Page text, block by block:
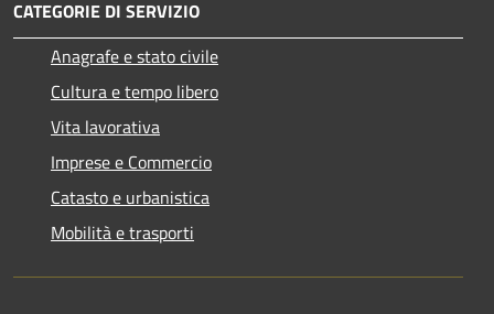
CATEGORIE DI SERVIZIO
Anagrafe e stato civile
Cultura e tempo libero
Vita lavorativa
Imprese e Commercio
Catasto e urbanistica
Mobilità e trasporti